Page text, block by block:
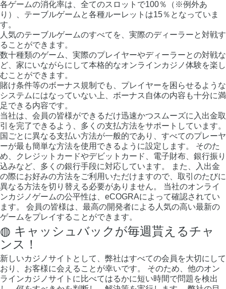
各ゲームの消化率は、全てのスロットで100％（※例外あ
り）、テーブルゲームと各種ルーレットは15％となっていま
す。
人気のテーブルゲームのすべてを、実際のディーラーと対戦す
ることができます。
数十種類のゲーム、実際のプレイヤーやディーラーとの対戦な
ど、家にいながらにして本格的なオンラインカジノ体験を楽し
むことができます。
賭け条件等のボーナス規制でも、プレイヤーを困らせるような
システムにはなっていない上、ボーナス自体の内容も十分に満
足できる内容です。
当社は、会員の皆様ができるだけ迅速かつスムーズに入出金取
引を完了できるよう、多くの支払方法をサポートしています。
国ごとに異なる支払い方法が一般的であり、すべてのプレーヤ
ーが最も簡単な方法を使用できるように設定します。 そのた
め、クレジットカードやデビットカード、電子財布、銀行振り
込みなど、多くの銀行手段に対応しています。 また、入出金
の際にお好みの方法をご利用いただけますので、取引のたびに
異なる方法を切り替える必要がありません。 当社のオンライ
ンカジノゲームの公平性は、eCOGRAによって確認されてい
ます。 会員の皆様は、最高の開発者による人気の高い最新の
ゲームをプレイすることができます。
◍ キャッシュバックが毎週貰えるチャ
ンス！
新しいカジノサイトとして、弊社はすべての会員を大切にして
おり、お客様に会えることが幸いです。 そのため、他のオン
ラインカジノサイトに比べてはるかに短い時間で問題を検出